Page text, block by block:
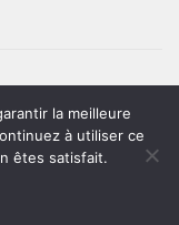
la meilleure
à utiliser ce
êtes satisfait.